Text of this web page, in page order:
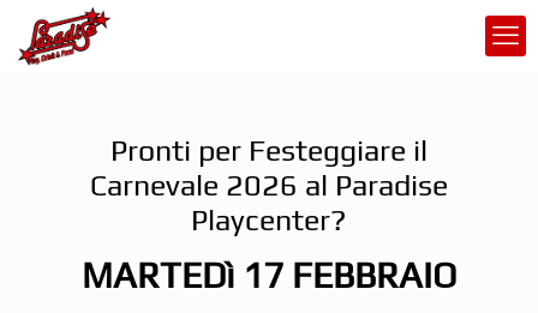
Pronti per Festeggiare il
Carnevale 2026 al Paradise
Playcenter?
MARTEDì 17 FEBBRAIO